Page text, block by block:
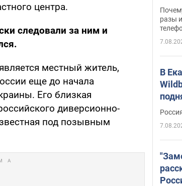
центра.
следовали за ним и
местный житель,
еще до начала
Его близкая
диверсионно-
под позывным
разы
В